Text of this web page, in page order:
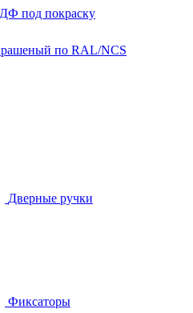
под покраску
по RAL/NCS
Дверные ручки
Фиксаторы